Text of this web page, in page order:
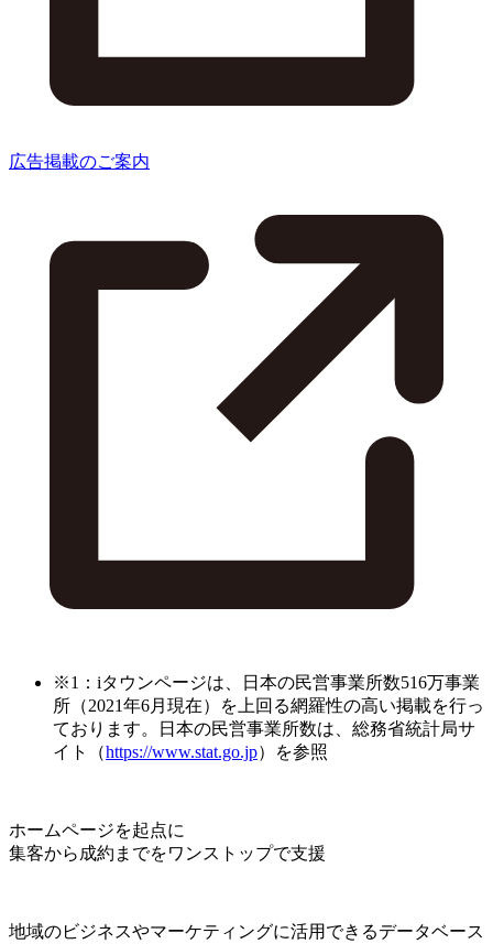
広告掲載のご案内
※1：iタウンページは、日本の民営事業所数516万事業
所（2021年6月現在）を上回る網羅性の高い掲載を行っ
ております。日本の民営事業所数は、総務省統計局サ
イト（https://www.stat.go.jp）を参照
ホームページを起点に
集客から成約までをワンストップで支援
地域のビジネスやマーケティングに活用できるデータベース